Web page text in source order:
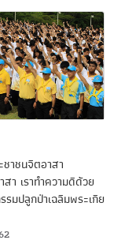
าชนจิตอาสา
สา เราทำความดีด้วย
มปลูกป่าเฉลิมพระเกีย